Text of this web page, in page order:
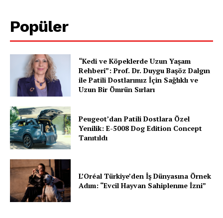
E-BÜLTENE ÜYE OL
PetHaber Gazetesi
Ana Sayfa
Gazeteniz
Özel Röportajlar
Popüler
“Kedi ve Köpeklerde Uzun Yaşam
Rehberi”: Prof. Dr. Duygu Başöz Dalgın
ile Patili Dostlarımız İçin Sağlıklı ve
Uzun Bir Ömrün Sırları
Peugeot’dan Patili Dostlara Özel
Yenilik: E-5008 Dog Edition Concept
Tanıtıldı
L’Oréal Türkiye’den İş Dünyasına Örnek
Adım: “Evcil Hayvan Sahiplenme İzni”